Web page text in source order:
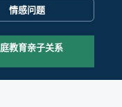
情感问题
教育亲子关系